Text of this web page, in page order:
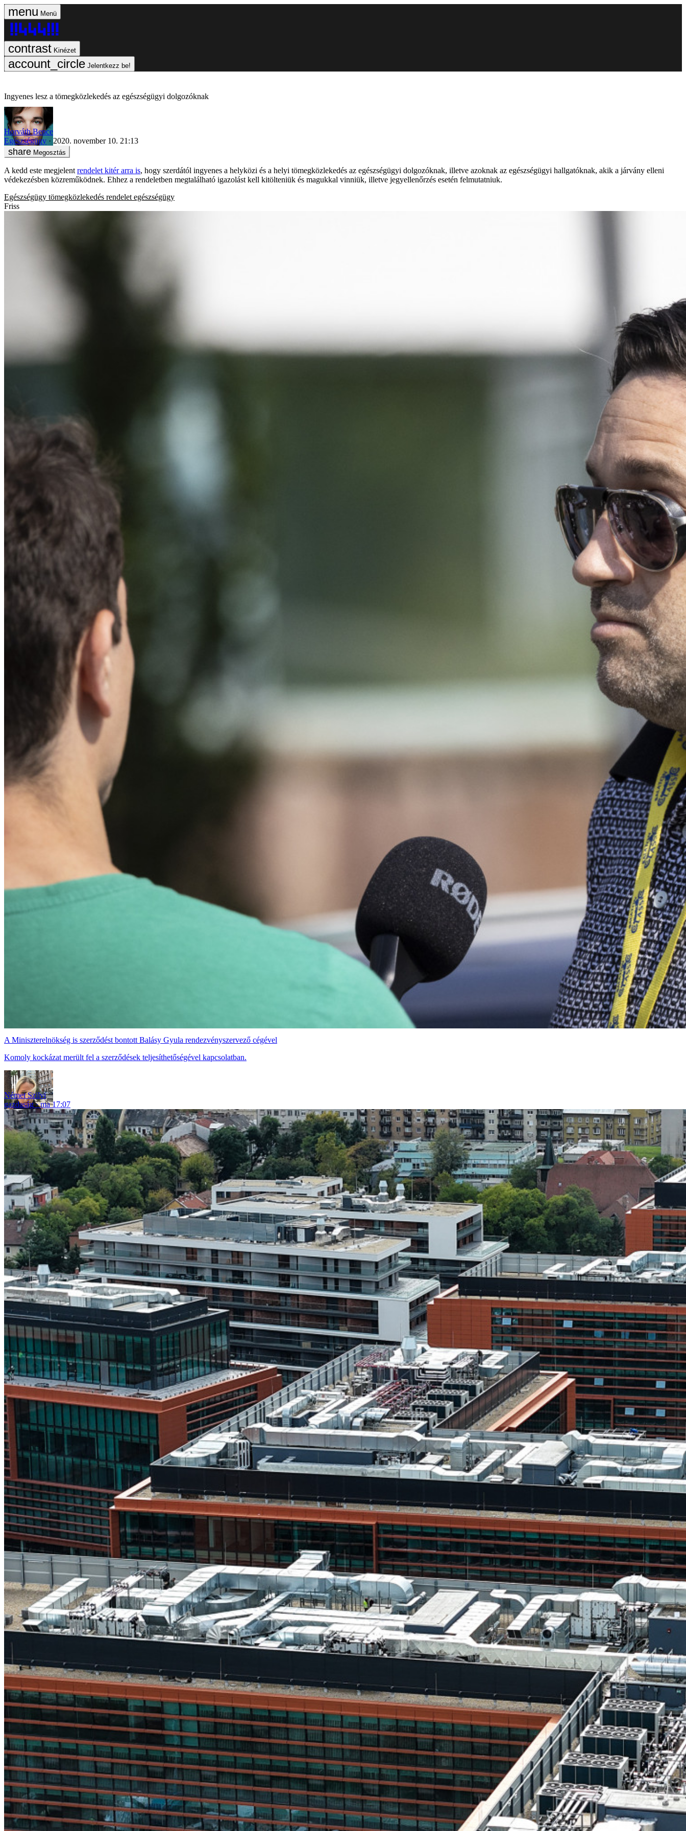
Menü
Kinézet
Jelentkezz be!
Ingyenes lesz a tömegközlekedés az egészségügyi dolgozóknak
Horváth Bence
Egészségügy
2020. november 10. 21:13
Megosztás
A kedd este megjelent rendelet kitér arra is, hogy szerdától ingyenes a helyközi és a helyi tömegközlekedés az egészségügyi dolgozóknak, illetve azoknak az egészségügyi hallgatóknak, akik a járvány elleni
védekezésben közreműködnek. Ehhez a rendeletben megtalálható igazolást kell kitölteniük és magukkal vinniük, illetve jegyellenőrzés esetén felmutatniuk.
Egészségügy tömegközlekedés rendelet egészségügy
Friss
A Miniszterelnökség is szerződést bontott Balásy Gyula rendezvényszervező cégével
Komoly kockázat merült fel a szerződések teljesíthetőségével kapcsolatban.
Német Szilvi
gazdaság
ma 17:07